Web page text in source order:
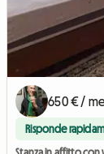
650 € /
Risponde